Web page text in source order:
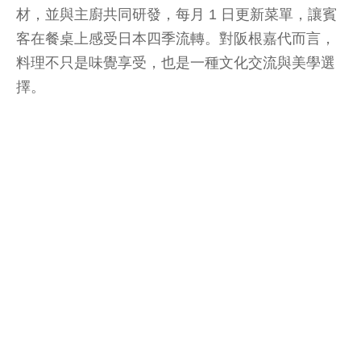
材，並與主廚共同研發，每月 1 日更新菜單，讓賓
客在餐桌上感受日本四季流轉。對阪根嘉代而言，
料理不只是味覺享受，也是一種文化交流與美學選
擇。